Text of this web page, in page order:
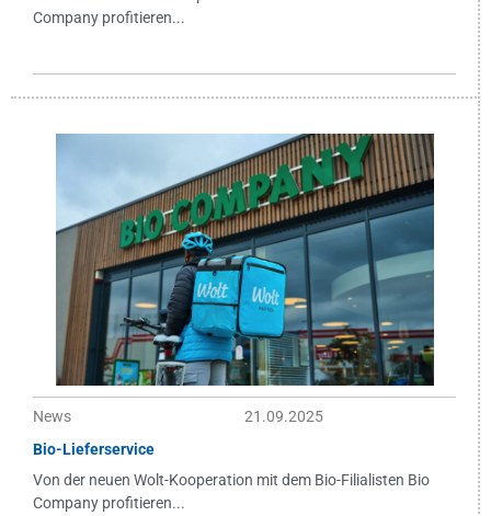
Company profitieren...
News
21.09.2025
Bio-Lieferservice
Von der neuen Wolt-Kooperation mit dem Bio-Filialisten Bio
Company profitieren...